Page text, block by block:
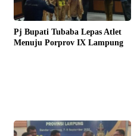
Pj Bupati Tubaba Lepas Atlet
Menuju Porprov IX Lampung